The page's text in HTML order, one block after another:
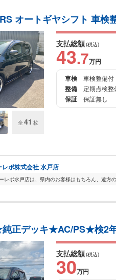
オートギヤシフト 車検
全 41 枚
支払総額(税込)
43.7万円
車検
車検整備付
整備 定期点検整
保証 保証無し
レポ株式会社 水戸店
正デッキ★AC/PS★検2
支払総額(税込)
30万円